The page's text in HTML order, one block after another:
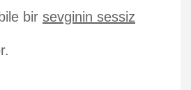
bir sevginin sessiz